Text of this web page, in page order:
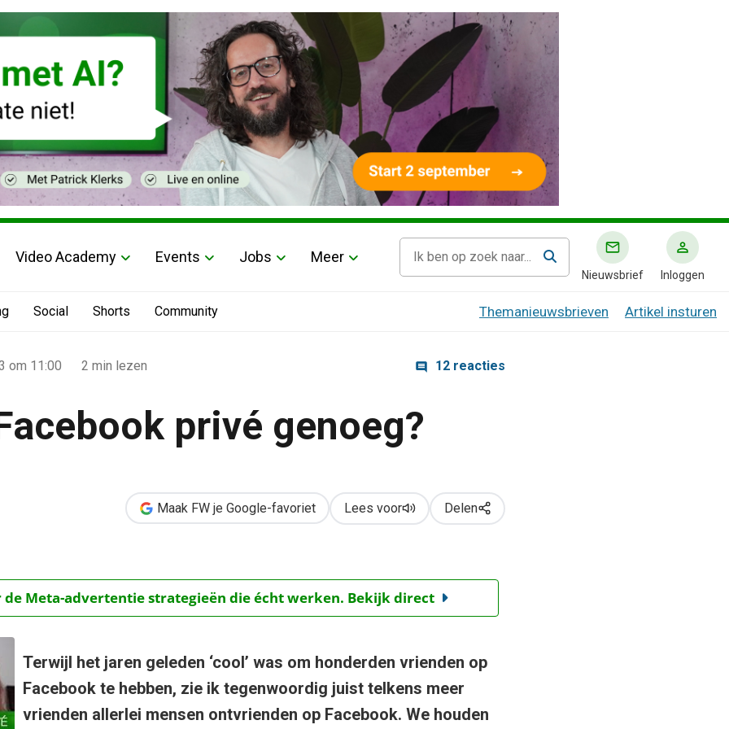
Video Academy Events Jobs Meer
Nieuwsbrief Inloggen
Social Shorts Community Themanieuwsbrieven Artikel insturen
om 11:00 2 min lezen 12 reacties
privé genoeg?
Maak FW je Google-favoriet Lees voor Delen
de Meta-advertentie strategieën die écht werken. Bekijk direct
Terwijl het jaren geleden ‘cool’ was om honderden vrienden op
Facebook te hebben, zie ik tegenwoordig juist telkens meer
vrienden allerlei mensen ontvrienden op Facebook. We houden